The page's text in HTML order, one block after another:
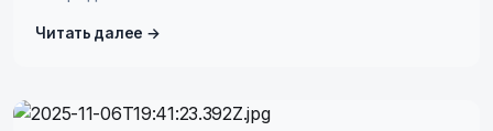
Читать далее →